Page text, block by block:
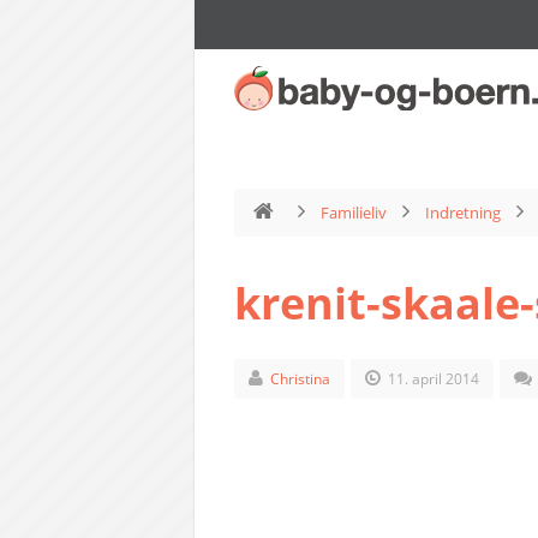
Familieliv Indretning
krenit-
Christina 11. april 2014